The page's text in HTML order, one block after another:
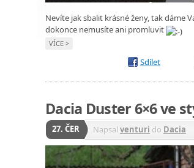
Nevíte jak sbalit krásné ženy, tak dáme
dokonce nemusíte ani promluvit
VÍCE >
Sdílet
Dacia Duster 6×6 ve
27. ČER Napsal venturi do Dacia